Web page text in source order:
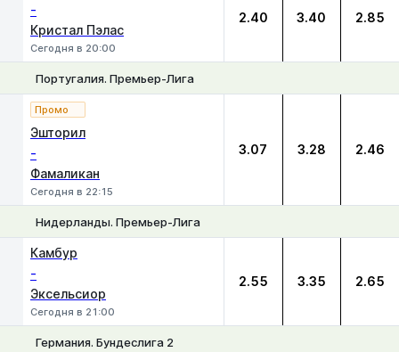
-
Кристал Пэлас
Сегодня в 20:00
2.40 3.40 2.85
Португалия. Премьер-Лига
Промо
Эшторил
-
Фамаликан
Сегодня в 22:15
3.07 3.28 2.46
Нидерланды. Премьер-Лига
Камбур
-
Эксельсиор
Сегодня в 21:00
2.55 3.35 2.65
Германия. Бундеслига 2